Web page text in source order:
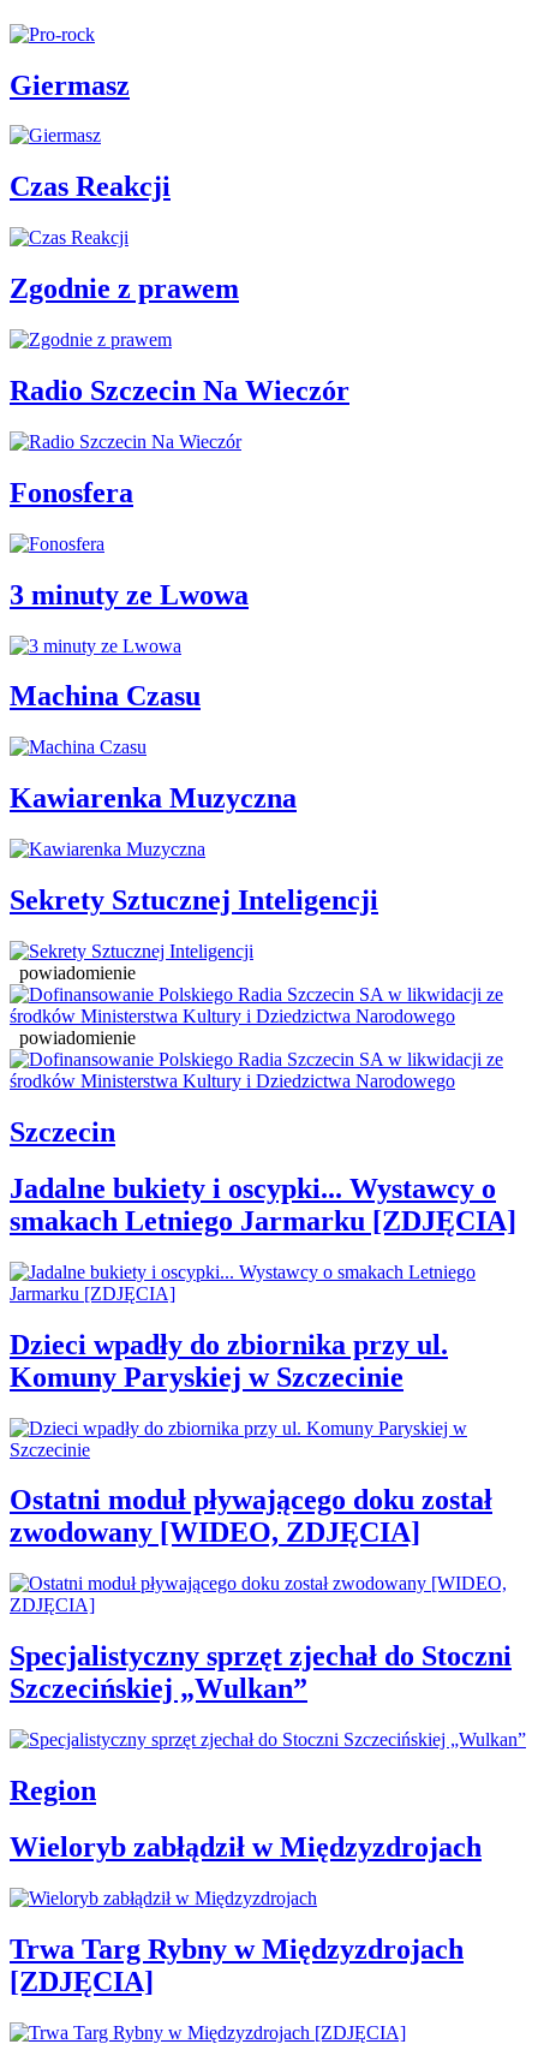
Giermasz
Czas Reakcji
Zgodnie z prawem
Radio Szczecin Na Wieczór
Fonosfera
3 minuty ze Lwowa
Machina Czasu
Kawiarenka Muzyczna
Sekrety Sztucznej Inteligencji
powiadomienie
powiadomienie
Szczecin
Jadalne bukiety i oscypki... Wystawcy o
smakach Letniego Jarmarku [ZDJĘCIA]
Dzieci wpadły do zbiornika przy ul.
Komuny Paryskiej w Szczecinie
Ostatni moduł pływającego doku został
zwodowany [WIDEO, ZDJĘCIA]
Specjalistyczny sprzęt zjechał do Stoczni
Szczecińskiej „Wulkan”
Region
Wieloryb zabłądził w Międzyzdrojach
Trwa Targ Rybny w Międzyzdrojach
[ZDJĘCIA]